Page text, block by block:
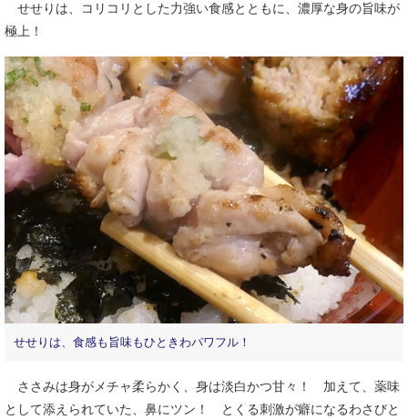
せせりは、コリコリとした力強い食感とともに、濃厚な身の旨味が
極上！
せせりは、食感も旨味もひときわパワフル！
ささみは身がメチャ柔らかく、身は淡白かつ甘々！ 加えて、薬味
として添えられていた、鼻にツン！ とくる刺激が癖になるわさびと